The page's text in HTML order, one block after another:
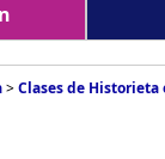
>Clases de